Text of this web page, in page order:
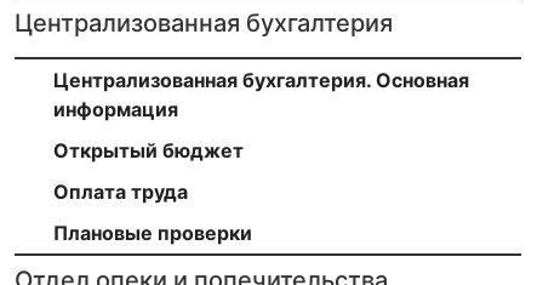
Централизованная бухгалтерия
Централизованная бухгалтерия. Основная
информация
Открытый бюджет
Оплата труда
Плановые проверки